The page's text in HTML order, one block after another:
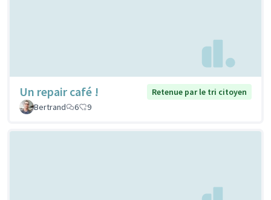
Un repair café !
Retenue par le tri citoyen
Bertrand
6 9